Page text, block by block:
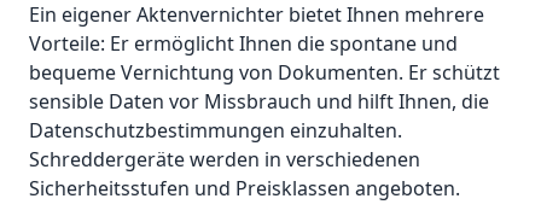
Ein eigener Aktenvernichter bietet Ihnen mehrere
Vorteile: Er ermöglicht Ihnen die spontane und
bequeme Vernichtung von Dokumenten. Er schützt
sensible Daten vor Missbrauch und hilft Ihnen, die
Datenschutzbestimmungen einzuhalten.
Schreddergeräte werden in verschiedenen
Sicherheitsstufen und Preisklassen angeboten.